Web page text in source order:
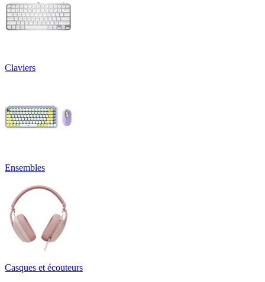
Claviers
Ensembles
Casques et écouteurs